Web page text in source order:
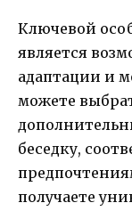
Ключевой
является
адаптации и
можете
беседку,
получаете